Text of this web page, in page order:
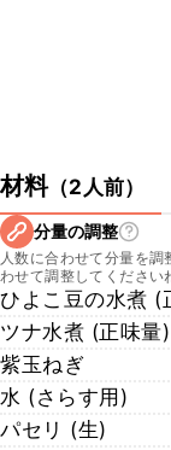
材料（2人前）
分量の調整
人数に合わせて分量を
わせて調整してください
ひよこ豆の水煮 (
ツナ水煮 (正味量)
紫玉ねぎ
水 (さらす用)
パセリ (生)